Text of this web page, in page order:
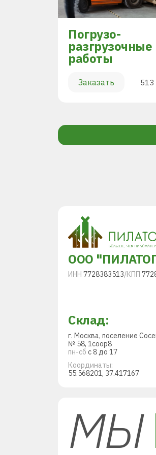
Погрузо-
разгрузочные
работы
Заказать
ООО
ИНН 7728383513/КПП
Склад:
г. Москва, поселение
№ 58, 1соор8
пн-сб с 8 до 17
Координаты:
55.568201, 37.417167
МЫ